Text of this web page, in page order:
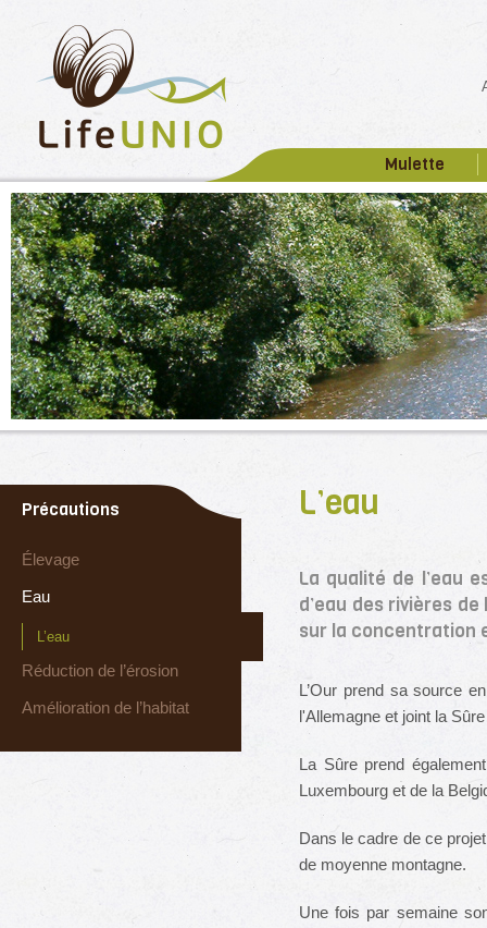
Mulette
Précautions
Élevage
Eau
L’eau
Réduction de l’érosion
Amélioration de l’habitat
L’eau
La qualité de l’eau
d’eau des rivières
sur la concentration
L’Our prend sa source
l'Allemagne et joint la
La Sûre prend
Luxembourg et de la
Dans le cadre de ce
de moyenne montagne.
Une fois par semaine